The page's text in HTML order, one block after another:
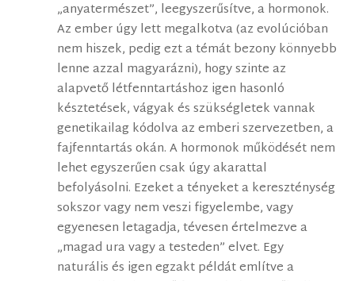
„anyatermészet”, leegyszerűsítve, a hormonok.
Az ember úgy lett megalkotva (az evolúcióban
nem hiszek, pedig ezt a témát bezony könnyebb
lenne azzal magyarázni), hogy szinte az
alapvető létfenntartáshoz igen hasonló
késztetések, vágyak és szükségletek vannak
genetikailag kódolva az emberi szervezetben, a
fajfenntartás okán. A hormonok működését nem
lehet egyszerűen csak úgy akarattal
befolyásolni. Ezeket a tényeket a kereszténység
sokszor vagy nem veszi figyelembe, vagy
egyenesen letagadja, tévesen értelmezve a
„magad ura vagy a testeden” elvet. Egy
naturális és igen egzakt példát említve a